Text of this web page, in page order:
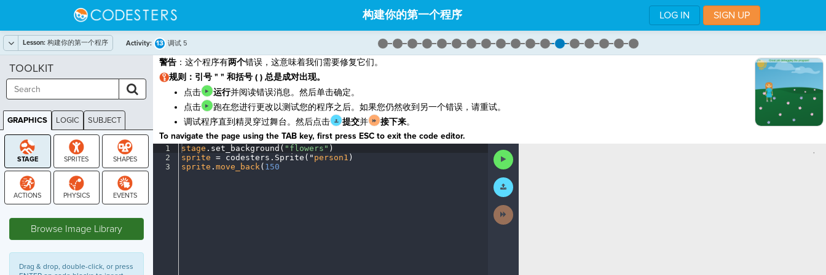
LOG IN SIGN UP
构建你的第一个程序
Lesson: 构建你的第一个程序 Activity: 13 调试 5
警告：这个程序有两个错误，这意味着我们需要修复它们。
规则：引号 " " 和括号 ( ) 总是成对出现。
点击
运行并阅读错误消息。然后单击确定。
点击
跑在您进行更改以测试您的程序之后。如果您仍然收到另一个错误，请重试。
调试程序直到精灵穿过舞台。然后点击
提交并 接下来。
To navigate the page using the TAB key, first press ESC to exit the code editor.
1
2
3
stage . set_background( "flowers" )
sprite =· codesters . Sprite( " person1 )
sprite . move_back( 150
Run
Code
Submit
Work
Next
Activity
,
TOOLKIT
GRAPHICS LOGIC SUBJECT
GRAPHICS
Browse Image Library
Drag & drop, double-click, or press